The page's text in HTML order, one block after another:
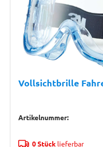
Vollsichtbrille
Artikelnummer:
0 Stücklieferbar